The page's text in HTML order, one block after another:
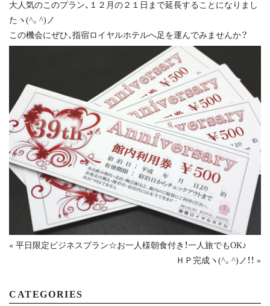
大人気のこのプラン、１２月の２１日まで延長することになりまし
たヽ(^。^)ノ
この機会にぜひ、指宿ロイヤルホテルへ足を運んでみませんか？
« 平日限定ビジネスプラン☆お一人様朝食付き！一人旅でもOK♪
ＨＰ完成ヽ(^。^)ノ！！ »
CATEGORIES